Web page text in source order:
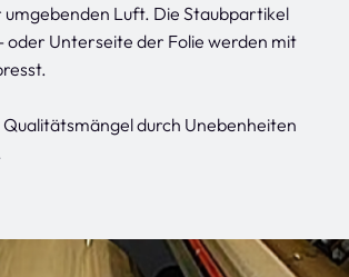
umgebenden Luft. Die Staubpartikel
oder Unterseite der Folie werden mit
durch Unebenheiten